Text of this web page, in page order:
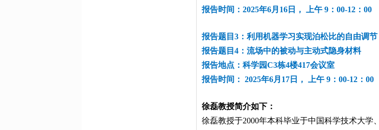
报告时间：2025年6月16日， 上午 9：00-12：00
报告题目3：利用机器学习实现泊松比的自由调节
报告题目4：流场中的被动与主动式隐身材料
报告地点：科学园C3栋4楼417会议室
报告时间： 2025年6月17日， 上午 9：00-12：00
徐磊教授简介如下：
徐磊教授于2000年本科毕业于中国科学技术大学